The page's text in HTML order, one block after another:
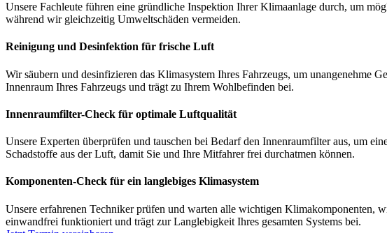
Unsere Fachleute führen eine gründliche Inspektion Ihrer Klimaanlage durch, um
während wir gleichzeitig Umweltschäden vermeiden.
Reinigung und Desinfektion für frische Luft
Wir säubern und desinfizieren das Klimasystem Ihres Fahrzeugs, um unangenehme
Innenraum Ihres Fahrzeugs und trägt zu Ihrem Wohlbefinden bei.
Innenraumfilter-Check für optimale Luftqualität
Unsere Experten überprüfen und tauschen bei Bedarf den Innenraumfilter aus, um
Schadstoffe aus der Luft, damit Sie und Ihre Mitfahrer frei durchatmen können.
Komponenten-Check für ein langlebiges Klimasystem
Unsere erfahrenen Techniker prüfen und warten alle wichtigen Klimakomponenten,
einwandfrei funktioniert und trägt zur Langlebigkeit Ihres gesamten Systems bei.